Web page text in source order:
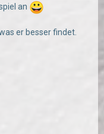
an
er besser findet.